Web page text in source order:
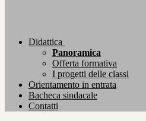
Didattica
Panoramica
Offerta formativa
I progetti delle classi
Orientamento in entrata
Bacheca sindacale
Contatti